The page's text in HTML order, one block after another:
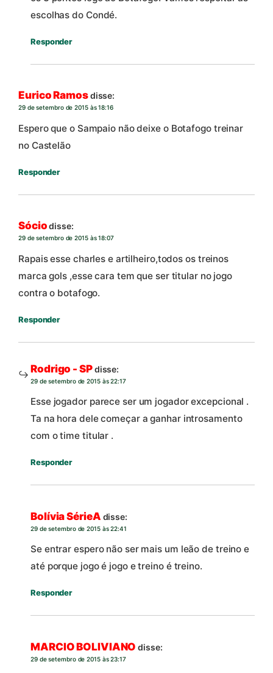
escolhas do Condé.
Responder
Eurico Ramosdisse:
29 de setembro de 2015 às 18:16
Espero que o Sampaio não deixe o Botafogo treinar
no Castelão
Responder
Sócio disse:
29 de setembro de 2015 às 18:07
Rapais esse charles e artilheiro,todos os treinos
marca gols ,esse cara tem que ser titular no jogo
contra o botafogo.
Responder
Rodrigo - SPdisse:
29 de setembro de 2015 às 22:17
Esse jogador parece ser um jogador excepcional .
Ta na hora dele começar a ganhar introsamento
com o time titular .
Responder
Bolívia SérieA disse:
29 de setembro de 2015 às 22:41
Se entrar espero não ser mais um leão de treino e
até porque jogo é jogo e treino é treino.
Responder
MARCIO BOLIVIANO disse:
29 de setembro de 2015 às 23:17